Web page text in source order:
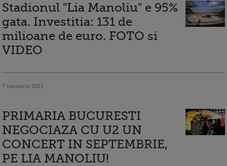
Stadionul "Lia Manoliu" e 95%
gata. Investitia: 131 de
milioane de euro. FOTO si
VIDEO
7 ianuarie 2011
PRIMARIA BUCURESTI
NEGOCIAZA CU U2 UN
CONCERT IN SEPTEMBRIE,
PE LIA MANOLIU!